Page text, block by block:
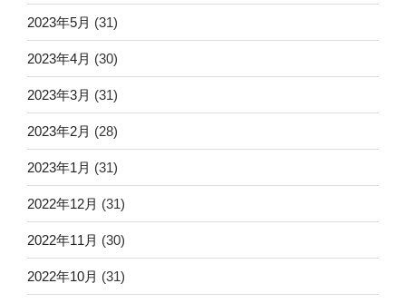
2023年5月 (31)
2023年4月 (30)
2023年3月 (31)
2023年2月 (28)
2023年1月 (31)
2022年12月 (31)
2022年11月 (30)
2022年10月 (31)